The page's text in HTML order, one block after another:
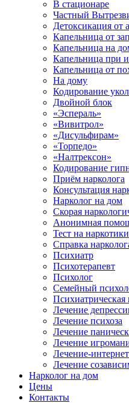
В стационаре
Частный
Детоксикация от
Капельница от
Капельница на
Капельница при
Капельница от
На дому
Кодирование
Двойной блок
«Эспераль»
«Вивитрол»
«Дисульфирам»
«Торпедо»
«Налтрексон»
Кодирование
Приём нарколога
Консультация
Нарколог на дом
Скорая
Анонимная
Тест на наркотики
Справка
Психиатр
Психотерапевт
Психолог
Семейный
Психиатрическая
Лечение
Лечение психоза
Лечение
Лечение
Лечение-
Лечение
Нарколог на дом
Цены
Контакты